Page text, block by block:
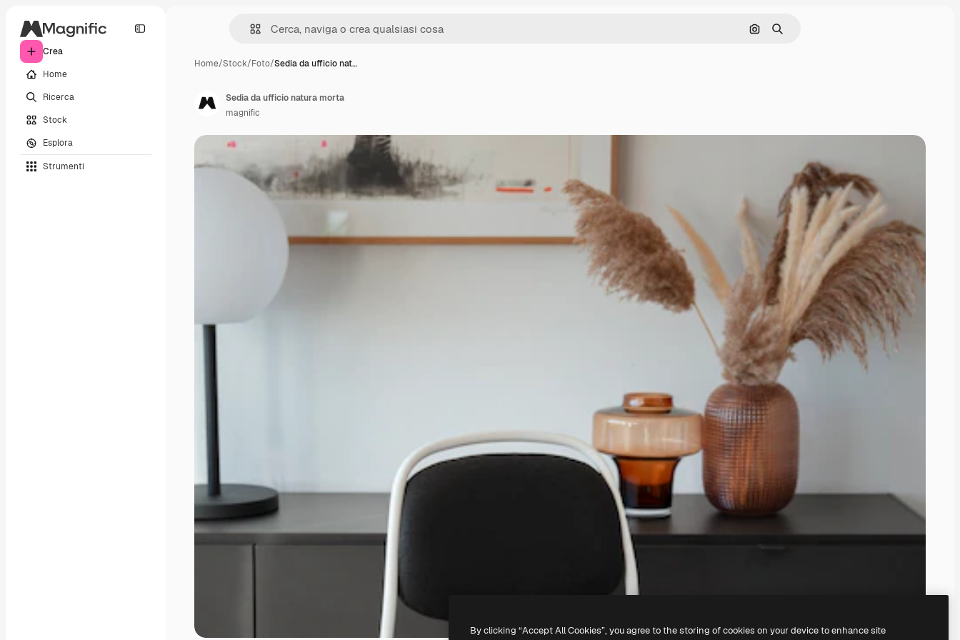
Crea
Home
Ricerca
Stock
Esplora
Strumenti
Cerca per immagine
Ricerca
Home/Stock/Foto/Sedia da ufficio nat…
Sedia da ufficio natura morta
magnific
By clicking “Accept All Cookies”, you agree to the storing of cookies on your device to enhance site